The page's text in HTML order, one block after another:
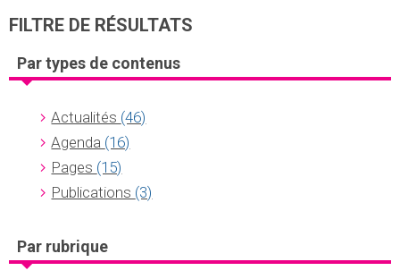
FILTRE DE RÉSULTATS
Par types de contenus
Actualités (46)
Agenda (16)
Pages (15)
Publications (3)
Par rubrique